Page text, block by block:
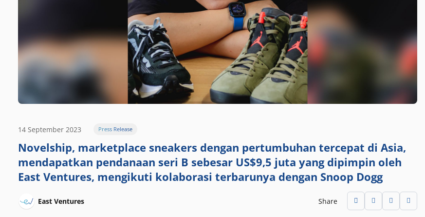
14 September 2023 Press Release
Novelship, marketplace sneakers dengan pertumbuhan tercepat di Asia,
mendapatkan pendanaan seri B sebesar US$9,5 juta yang dipimpin oleh
East Ventures, mengikuti kolaborasi terbarunya dengan Snoop Dogg
East Ventures Share